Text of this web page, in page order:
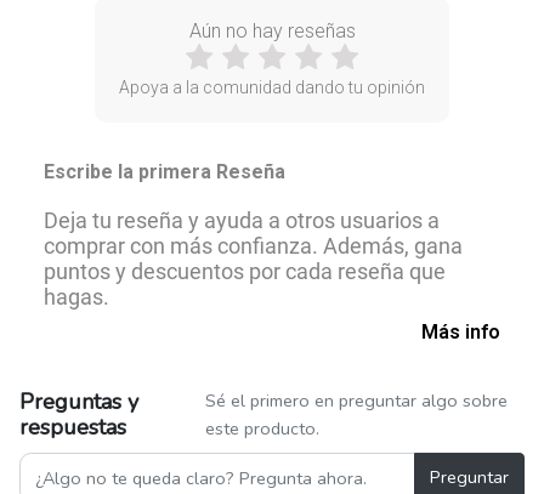
Aún no hay reseñas
Apoya a la comunidad dando tu opinión
Escribe la primera Reseña
Deja tu reseña y ayuda a otros usuarios a
comprar con más confianza. Además, gana
puntos y descuentos por cada reseña que
hagas.
Más info
Preguntas y
respuestas
Sé el primero en preguntar algo sobre
este producto.
Preguntar